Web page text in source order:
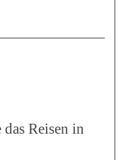
Reisen in